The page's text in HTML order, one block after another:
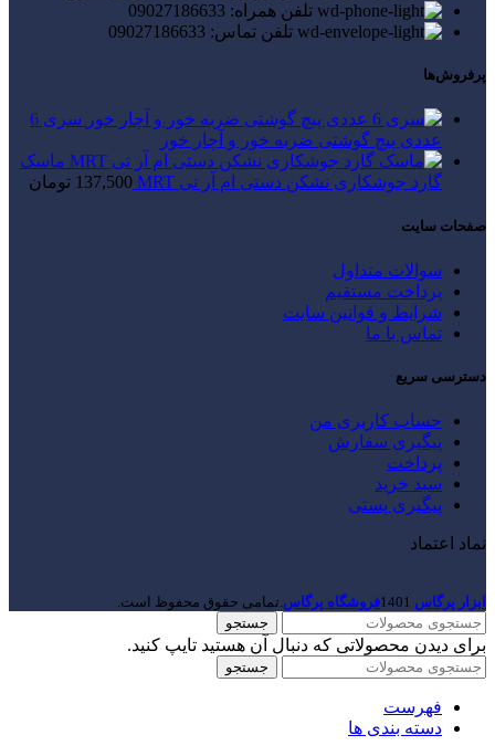
تلفن همراه: 09027186633
تلفن تماس: 09027186633
پرفروش‌ها
سری 6
عددی پیچ گوشتی ضربه خور و آچار خور
ماسک
گارد جوشکاری نشکن دستی ام آر تی MRT
137,500 تومان
صفحات سایت
سوالات متداول
پرداخت مستقیم
شرایط و قوانین سایت
تماس با ما
دسترسی سریع
حساب کاربری من
پیگیری سفارش
پرداخت
سبد خرید
پیگیری پستی
نماد اعتماد
ابزار پرگاس 1401فروشگاه پرگاس.تمامی حقوق محفوظ است.
جستجو
برای دیدن محصولاتی که دنبال آن هستید تایپ کنید.
جستجو
فهرست
دسته بندی ها